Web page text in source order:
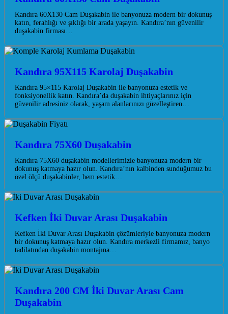
Kandıra 60X130 Cam Duşakabin ile banyonuza modern bir dokunuş
katın, ferahlığı ve şıklığı bir arada yaşayın. Kandıra’nın güvenilir
duşakabin firması…
Kandıra 95X115 Karolaj Duşakabin
Kandıra 95×115 Karolaj Duşakabin ile banyonuza estetik ve
fonksiyonellik katın. Kandıra’da duşakabin ihtiyaçlarınız için
güvenilir adresiniz olarak, yaşam alanlarınızı güzelleştiren…
Kandıra 75X60 Duşakabin
Kandıra 75X60 duşakabin modellerimizle banyonuza modern bir
dokunuş katmaya hazır olun. Kandıra’nın kalbinden sunduğumuz bu
özel ölçü duşakabinler, hem estetik…
Kefken İki Duvar Arası Duşakabin
Kefken İki Duvar Arası Duşakabin çözümleriyle banyonuza modern
bir dokunuş katmaya hazır olun. Kandıra merkezli firmamız, banyo
tadilatından duşakabin montajına…
Kandıra 200 CM İki Duvar Arası Cam
Duşakabin